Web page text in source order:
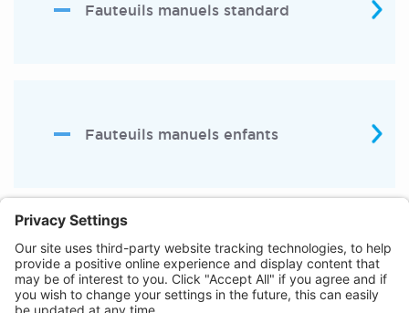
Fauteuils manuels standard
Fauteuils manuels enfants